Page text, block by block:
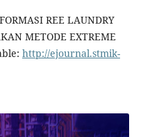
REE LAUNDRY
METODE EXTREME
http://ejournal.stmik-